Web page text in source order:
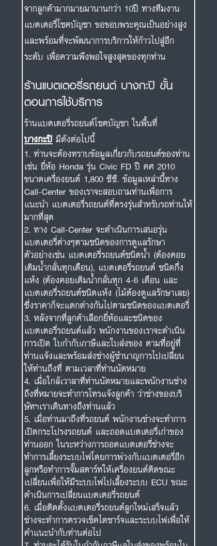
ร้านแบตเตอรี่รถยนต์ บางกะปิ ขั้น
ตอนการใช้บริการ
ร้านแบตเตอรี่รถยนต์โชคบัญชา ในพื้นที่
ท่านจะต้องทราบข้อมูลเกี่ยวกับรถยนต์ของท่าน
เช่น ยี่ห้อ Honda รุ่น Civic FD ปี คศ 2010
ขนาดเครื่องยนต์ 1,800 ซีซี. ข้อมูลเหล่านี้ทาง
Call-Center ของเราจะสอบถามท่านเพื่อการ
แนะนำ แบตเตอรี่รถยนต์ที่ตรงรุ่นสำหรับรถท่านให้
มากที่สุด
ทาง Call-Center จะดำเนินการเสนอรุ่น
แบตเตอรี่ต่างๆตามชนิดของการดูแลรักษา
ตัวอย่างเช่น แบตเตอรี่รถยนต์ชนิดน้ำ (ต้องคอย
เติมน้ำกลั่นทุกเดือน), แบตเตอรี่รถยนต์ ชนิดกึ่ง
แห้ง (ต้องคอยเติมน้ำกลั่นทุก 4-6 เดือน และ
แบตเตอรี่รถยนต์ชนิดแห้ง (ไม้ต้องดูแลรักษาเลย)
ซึ่งราคาก็จะแตกต่างกันไปตามชนิดของแบตเตอรี่
หลังจากที่ลูกค้าเลือกยี่ห้อและชนิดของ
แบตเตอรี่รถยนต์แล้ว พนักงานของเราจะดำเนิน
การเปิด ใบกำกับภาษีและใบส่งของ ตามที่อยู่ที่
ท่านแจ้งและพร้อมส่งช่างผู้ชำนาญการไปเปลี่ยน
ให้ท่านถึงที่ ตามเวลาที่ท่านนัดหมาย
เมื่อใกล้เวาลาที่ท่านนัดหมายและพนักงานช่าง
ถึงที่หมายจะทำการโทรแจ้งลูกค้า ว่าช่างของบริ
ษัทฯเราเดินทางถึงท่านแล้ว
เมื่อท่านมาถึงที่รถยนต์ พนักงานช่างจะทำการ
เปิดกระโปรงรถยนต์ และถอดแบตเตอรี่เก่าของ
ท่านออก ในระหว่างการถอดแบตเตอรี่ช่างจะ
ทำการเลี้ยงระบบไฟโดยการพ่วงกับแบตเตอรี่อีก
ลูกหรือทำการจั๊มสตาร์ทให้เครื่องยนต์ติดขณะ
เปลี่ยนเพื่อให้มีระบบไฟไปเลี้ยงระบบ ECU ขณะ
ดำเนินการเปลี่ยนแบตเตอรี่รถยนต์
เมื่อติดตั้งแบตเตอรี่รถยนต์ลูกใหม่เสร็จแล้ว
ช่างจะทำการตรวจเช็คไดชาร์จและระบบไฟเพื่อให้
คำแนะนำกับท่านต่อไป
ท่านจะได้รับใบกำกับภาษีแลใบส่งของพร้อมใบ
เสร็จรับเงินเพื่อยืนยันการชำระเงิน และเซ็นรับ
สินค้าถูกต้องตามลำดับ